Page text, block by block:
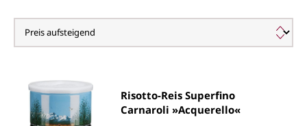
Rondolino, Tenuta Colombara
Risotto-Reis Superfino
Carnaroli »Acquerello«